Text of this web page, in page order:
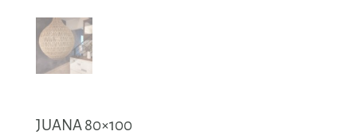
JUANA 80×100